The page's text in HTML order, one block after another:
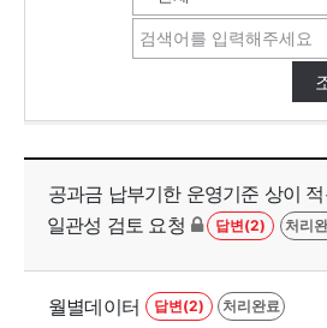
민원 상담 - 번호, 제목, 작성자, 조회수, 등록일, 공개, 담당부서 정보제공
공과금 납부기한 운영기준 상이
일관성 검토 요청
답변(2) 처리
월별데이터 답변(2) 처리완료